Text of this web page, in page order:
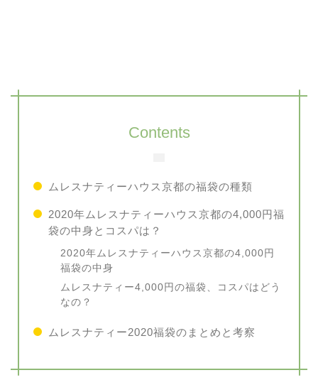
Contents
ムレスナティーハウス京都の福袋の種類
2020年ムレスナティーハウス京都の4,000円福
袋の中身とコスパは？
2020年ムレスナティーハウス京都の4,000円
福袋の中身
ムレスナティー4,000円の福袋、コスパはどう
なの？
ムレスナティー2020福袋のまとめと考察